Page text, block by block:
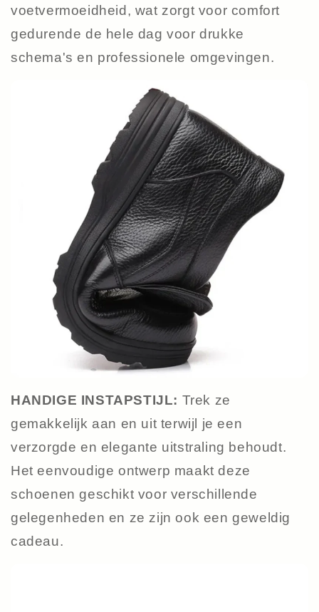
voetvermoeidheid, wat zorgt voor comfort
gedurende de hele dag voor drukke
schema's en professionele omgevingen.
HANDIGE INSTAPSTIJL: Trek ze
gemakkelijk aan en uit terwijl je een
verzorgde en elegante uitstraling behoudt.
Het eenvoudige ontwerp maakt deze
schoenen geschikt voor verschillende
gelegenheden en ze zijn ook een geweldig
cadeau.